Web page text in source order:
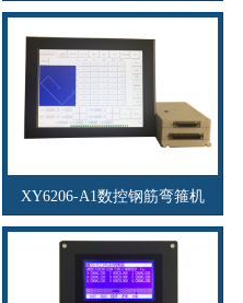
XY6206-A1数控钢筋弯箍机